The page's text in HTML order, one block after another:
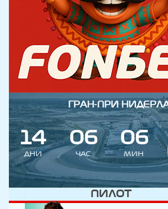
ГРАН-ПРИ
14
ДНИ
06
ЧАС
06
МИН
ПИЛОТ